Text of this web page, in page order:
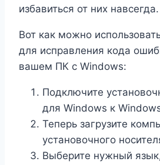
избавиться от них навсегда.
Вот как можно
для исправления кода
вашем ПК с Windows:
Подключите
для Windows к
Теперь загрузите
установочного
Выберите нужный